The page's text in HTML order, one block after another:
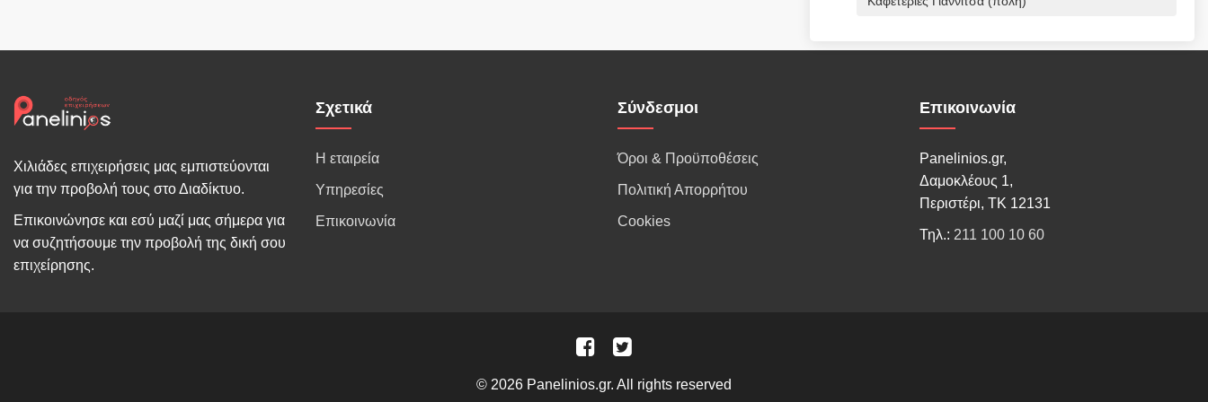
Χιλιάδες επιχειρήσεις μας εμπιστεύονται
για την προβολή τους στο Διαδίκτυο.
Επικοινώνησε και εσύ μαζί μας σήμερα για
να συζητήσουμε την προβολή της δική σου
επιχείρησης.
Σχετικά
Η εταιρεία
Υπηρεσίες
Επικοινωνία
Σύνδεσμοι
Όροι & Προϋποθέσεις
Πολιτική Απορρήτου
Cookies
Επικοινωνία
Panelinios.gr,
Δαμοκλέους 1,
Περιστέρι, ΤΚ 12131
Τηλ.: 211 100 10 60
© 2026 Panelinios.gr. All rights reserved